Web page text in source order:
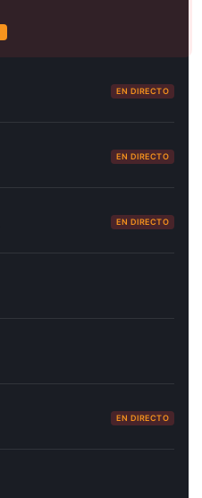
EN DIRECTO
EN DIRECTO
EN DIRECTO
EN DIRECTO